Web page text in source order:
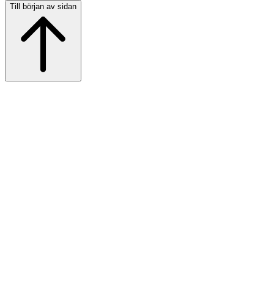
Till början av sidan